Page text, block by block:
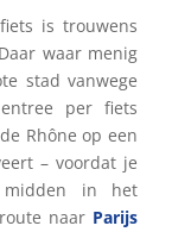
is trouwens
waar menig
stad vanwege
per fiets
Rhône op een
– voordat je
in het
naar Parijs